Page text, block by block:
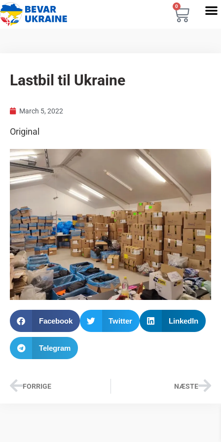
0
Lastbil til Ukraine
March 5, 2022
Original
Facebook Twitter LinkedIn
Telegram
FORRIGE NÆSTE